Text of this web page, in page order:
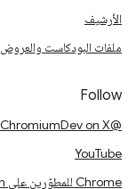
الأرشيف
ملفات البودكاست والعروض
Follow
@ChromiumDev on X
YouTube
Chrome للمطوّرين على LinkedIn